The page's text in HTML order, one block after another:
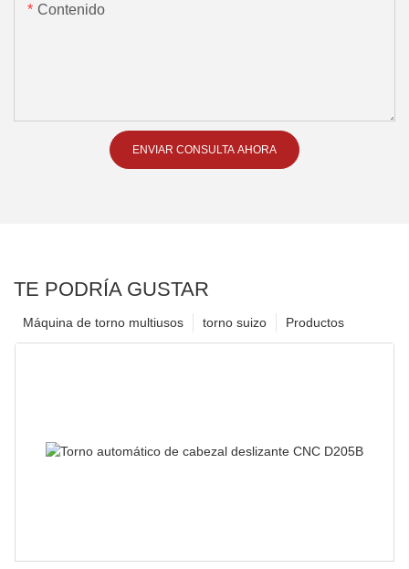
Contenido
ENVIAR CONSULTA AHORA
TE PODRÍA GUSTAR
Productos
torno suizo
Máquina de torno multiusos